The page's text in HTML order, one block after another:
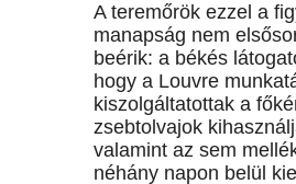
A teremőrök ezzel a
manapság nem
beérik: a békés
hogy a Louvre
kiszolgáltatottak a
zsebtolvajok
valamint az sem
néhány napon belül